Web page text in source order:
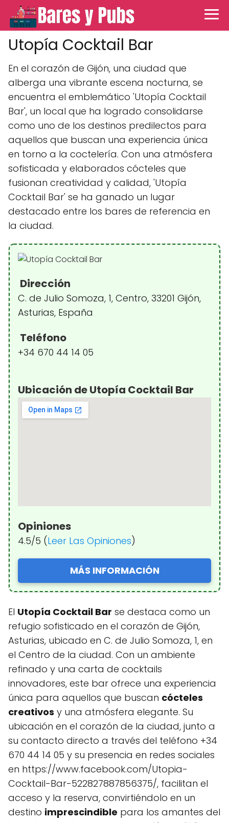
Utopía Cocktail Bar
En el corazón de Gijón, una ciudad que
alberga una vibrante escena nocturna, se
encuentra el emblemático 'Utopía Cocktail
Bar', un local que ha logrado consolidarse
como uno de los destinos predilectos para
aquellos que buscan una experiencia única
en torno a la coctelería. Con una atmósfera
sofisticada y elaborados cócteles que
fusionan creatividad y calidad, 'Utopía
Cocktail Bar' se ha ganado un lugar
destacado entre los bares de referencia en
la ciudad.
Dirección
C. de Julio Somoza, 1, Centro, 33201 Gijón,
Asturias, España
Teléfono
+34 670 44 14 05
Ubicación de Utopía Cocktail Bar
Opiniones
4.5/5 (Leer Las Opiniones)
MÁS INFORMACIÓN
El Utopía Cocktail Bar se destaca como un
refugio sofisticado en el corazón de Gijón,
Asturias, ubicado en C. de Julio Somoza, 1, en
el Centro de la ciudad. Con un ambiente
refinado y una carta de cocktails
innovadores, este bar ofrece una experiencia
única para aquellos que buscan cócteles
creativos y una atmósfera elegante. Su
ubicación en el corazón de la ciudad, junto a
su contacto directo a través del teléfono +34
670 44 14 05 y su presencia en redes sociales
en https://www.facebook.com/Utopia-
Cocktail-Bar-522827887856375/, facilitan el
acceso y la reserva, convirtiéndolo en un
destino imprescindible para los amantes del